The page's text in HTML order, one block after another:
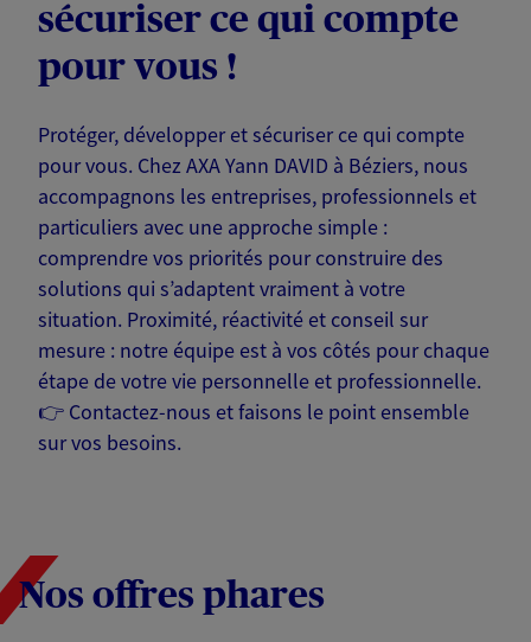
sécuriser ce qui compte
pour vous !
Protéger, développer et sécuriser ce qui compte
pour vous. Chez AXA Yann DAVID à Béziers, nous
accompagnons les entreprises, professionnels et
particuliers avec une approche simple :
comprendre vos priorités pour construire des
solutions qui s’adaptent vraiment à votre
situation. Proximité, réactivité et conseil sur
mesure : notre équipe est à vos côtés pour chaque
étape de votre vie personnelle et professionnelle.
👉 Contactez-nous et faisons le point ensemble
sur vos besoins.
Nos offres phares